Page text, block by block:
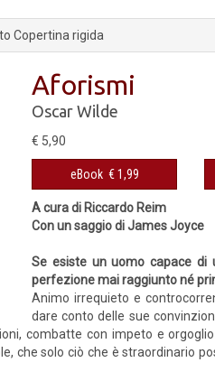
Copertina rigida
Aforismi
Oscar Wilde
€ 5,90
eBook € 1,99
A cura di Riccardo Reim
Con un saggio di James Joyce
Se esiste un uomo capace di
perfezione mai raggiunto né
Animo irrequieto e
dare conto delle sue
combatte con impeto e
che solo ciò che è straordinario